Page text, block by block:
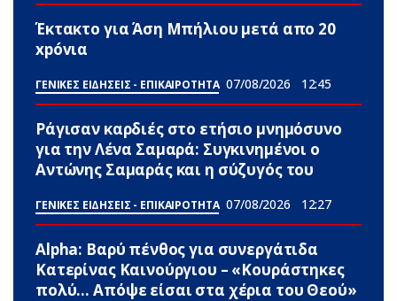
Έκτακτο για Άση Μπήλιου μετά απο 20
xpóvια
ΓΕΝΙΚΕΣ ΕΙΔΗΣΕΙΣ - ΕΠΙΚΑΙΡΟΤΗΤΑ 07/08/2026 12:45
Ράγισαν καρδιές στο ετήσιο μνημόσυνο
για την Λένα Σαμαρά: Συγκινημένοι ο
Αντώνης Σαμαράς και η σύζυγός του
ΓΕΝΙΚΕΣ ΕΙΔΗΣΕΙΣ - ΕΠΙΚΑΙΡΟΤΗΤΑ 07/08/2026 12:27
Alpha: Βαρύ πένθος για συνεργάτιδα
Κατερίνας Καινούργιου – «Κουράστηκες
πολύ… Απόψε είσαι στα χέρια του Θεού»